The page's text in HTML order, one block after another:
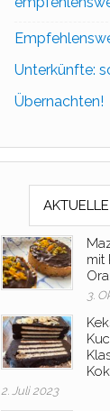
Unterkünfte:
Übernachten!
mit
3.
2. Juli 2023